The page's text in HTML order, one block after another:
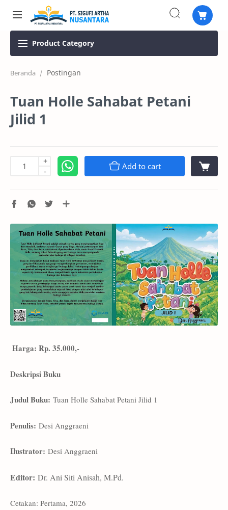
Product Category
Beranda Postingan
Tuan Holle Sahabat Petani
Jilid 1
-
+
Add to cart
Harga: Rp. 35.000,-
Deskripsi Buku
Judul Buku: Tuan Holle Sahabat Petani Jilid 1
Penulis: Desi Anggraeni
Ilustrator: Desi Anggraeni
Editor: Dr. Ani Siti Anisah, M.Pd.
Cetakan: Pertama, 2026